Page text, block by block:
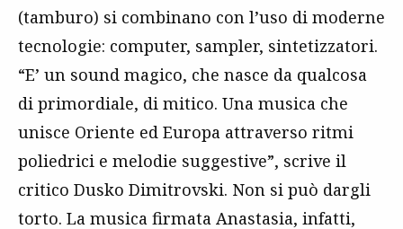
(tamburo) si combinano con l’uso di moderne
tecnologie: computer, sampler, sintetizzatori.
“E’ un sound magico, che nasce da qualcosa
di primordiale, di mitico. Una musica che
unisce Oriente ed Europa attraverso ritmi
poliedrici e melodie suggestive”, scrive il
critico Dusko Dimitrovski. Non si può dargli
torto. La musica firmata Anastasia, infatti,